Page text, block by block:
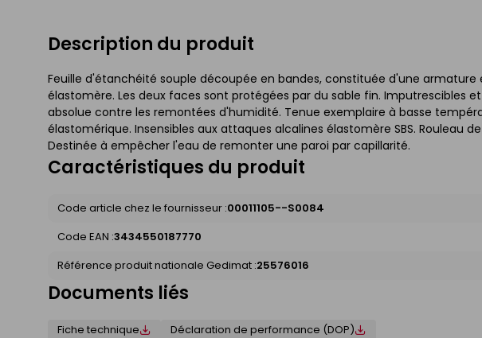
Description du produit
Feuille d'étanchéité souple découpée en bandes, constituée d'une
élastomère. Les deux faces sont protégées par du sable fin. Imputrescibles
absolue contre les remontées d'humidité. Tenue exemplaire à basse
élastomérique. Insensibles aux attaques alcalines élastomère SBS. Rouleau
Destinée à empêcher l'eau de remonter une paroi par capillarité.
Caractéristiques du produit
Code article chez le fournisseur :00011105--S0084
Code EAN :3434550187770
Référence produit nationale Gedimat :25576016
Documents liés
Fiche technique Déclaration de performance (DOP)